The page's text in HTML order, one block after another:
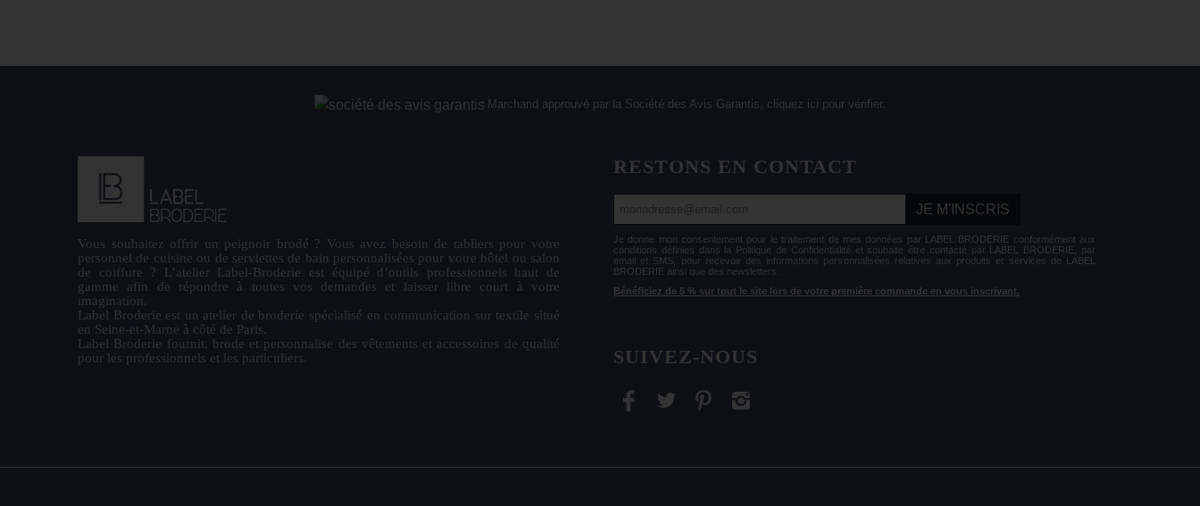
Marchand approuvé par la Société des Avis Garantis, cliquez ici pour vérifier.
Vous souhaitez offrir un peignoir brodé ? Vous avez besoin de tabliers pour votre
personnel de cuisine ou de serviettes de bain personnalisées pour votre hôtel ou salon
de coiffure ? L’atelier Label-Broderie est équipé d’outils professionnels haut de
gamme afin de répondre à toutes vos demandes et laisser libre court à votre
imagination.
Label Broderie est un atelier de broderie spécialisé en communication sur textile situé
en Seine-et-Marne à côté de Paris.
Label Broderie fournit, brode et personnalise des vêtements et accessoires de qualité
pour les professionnels et les particuliers.
RESTONS EN CONTACT
JE M'INSCRIS
Je donne mon consentement pour le traitement de mes données par LABEL BRODERIE conformément aux
conditions définies dans la Politique de Confidentialité et souhaite être contacté par LABEL BRODERIE, par
email et SMS, pour recevoir des informations personnalisées relatives aux produits et services de LABEL
BRODERIE ainsi que des newsletters.
Bénéficiez de 5 % sur tout le site lors de votre première commande en vous inscrivant.
SUIVEZ-NOUS